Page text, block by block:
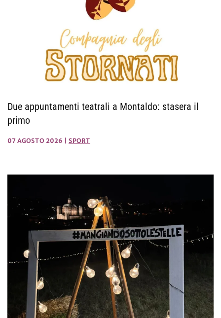
Due appuntamenti teatrali a Montaldo: stasera il
primo
07 AGOSTO 2026 SPORT